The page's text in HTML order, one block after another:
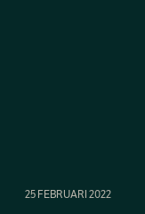
25 FEBRUARI 2022